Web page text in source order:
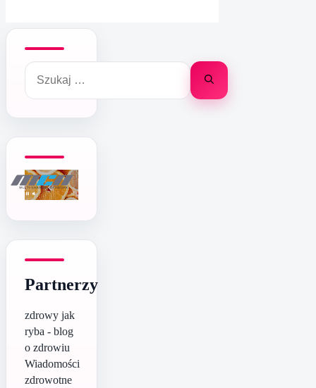
Szukaj:
Partnerzy
zdrowy jak
ryba - blog
o zdrowiu
Wiadomości
zdrowotne